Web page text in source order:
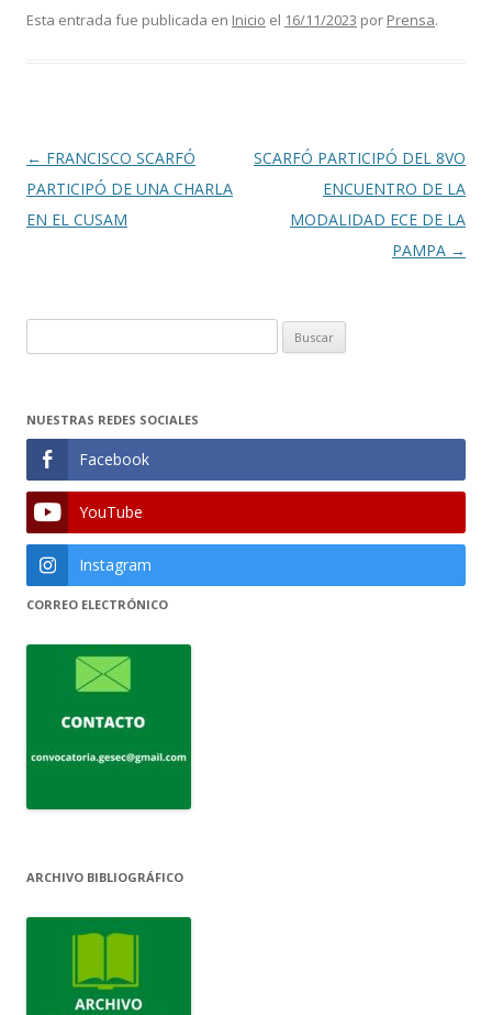
Esta entrada fue publicada en Inicio el 16/11/2023 por Prensa.
Navegación
de
entradas
← FRANCISCO SCARFÓ
PARTICIPÓ DE UNA CHARLA
EN EL CUSAM
SCARFÓ PARTICIPÓ DEL 8VO
ENCUENTRO DE LA
MODALIDAD ECE DE LA
PAMPA →
NUESTRAS REDES SOCIALES
Facebook
YouTube
Instagram
CORREO ELECTRÓNICO
ARCHIVO BIBLIOGRÁFICO